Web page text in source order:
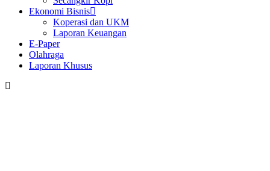
Ekonomi Bisnis
Koperasi dan UKM
Laporan Keuangan
E-Paper
Olahraga
Laporan Khusus